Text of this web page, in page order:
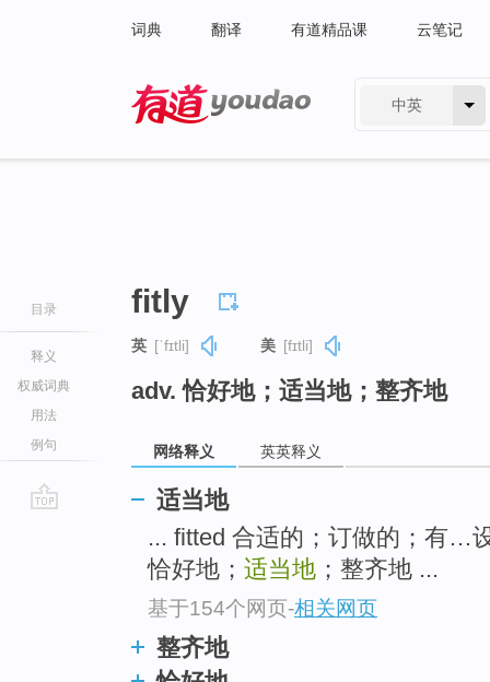
词典 翻译 有道精品课 云笔记
中英
目录
释义
权威词典
用法
例句
fitly
英 [ˈfɪtli] 美 [fɪtli]
adv. 恰好地；适当地；整齐地
网络释义 英英释义
适当地
... fitted 合适的；订做的；有…
恰好地； 适当地 ；整齐地 ...
基于154个网页-相关网页
整齐地